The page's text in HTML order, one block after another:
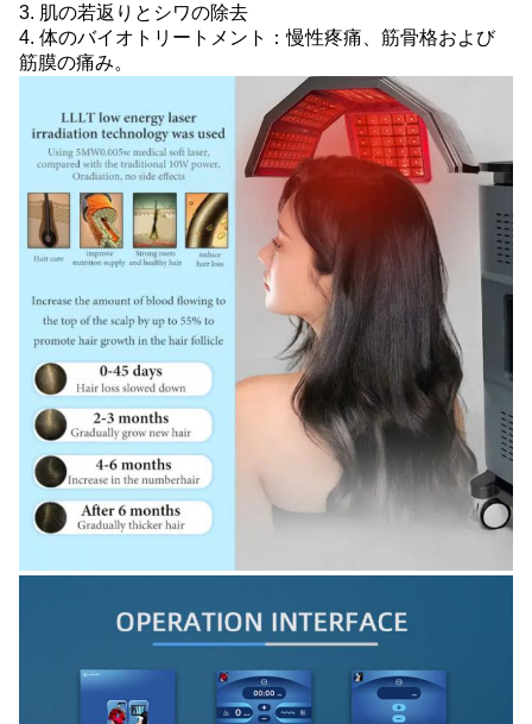
3. 肌の若返りとシワの除去
4. 体のバイオトリートメント：慢性疼痛、筋骨格および
筋膜の痛み。